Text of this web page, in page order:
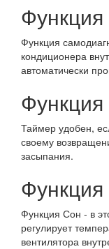
Функция
Функция
кондиционера
автоматически
Таймер удобен,
своему
засыпания.
Функция Сон - в
регулирует
вентилятора